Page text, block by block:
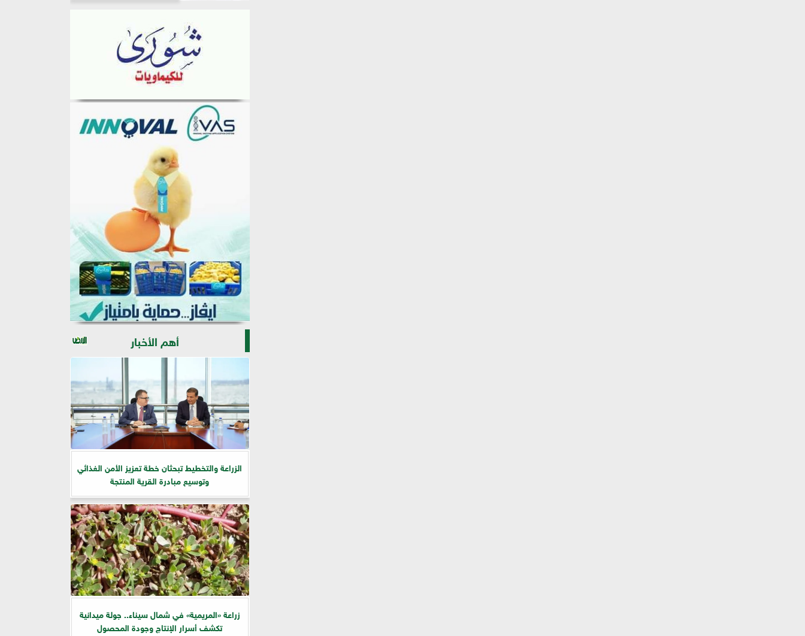
أهم الأخبار
الزراعة والتخطيط تبحثان خطة تعزيز الأمن الغذائي
وتوسيع مبادرة القرية المنتجة
زراعة «المريمية» في شمال سيناء.. جولة ميدانية
تكشف أسرار الإنتاج وجودة المحصول